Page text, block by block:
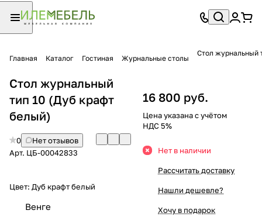
Главная Каталог Гостиная Журнальные столы
Стол журнальный
Стол журнальный
тип 10 (Дуб крафт
белый)
0
Нет отзывов
Арт. ЦБ-00042833
Цвет: Дуб крафт белый
Венге
16 800 руб.
Цена указана с учётом
НДС 5%
Нет в наличии
Рассчитать доставку
Нашли дешевле?
Хочу в подарок